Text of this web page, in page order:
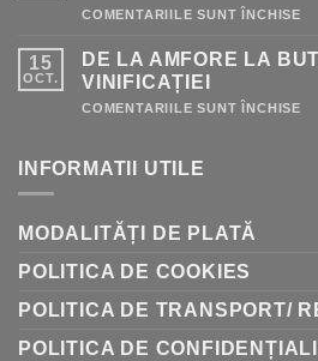
COMENTARIILE SUNT ÎNCHISE
15
OCT.
DE LA AMFORE LA
VINIFICAȚIEI
COMENTARIILE SUNT ÎNCHISE
INFORMATII UTILE
MODALITĂȚI DE PLATĂ
POLITICA DE COOKIES
POLITICA DE TRANSPORT/
POLITICA DE